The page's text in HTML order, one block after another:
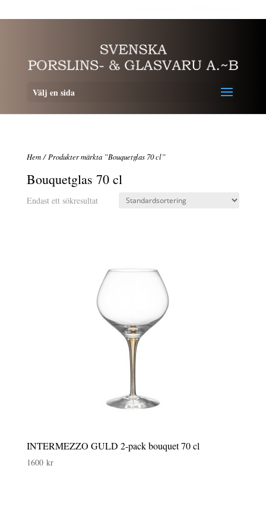
Välj en sida
Hem/ Produkter märkta ”Bouquetglas 70 cl”
Bouquetglas 70 cl
Endast ett sökresultat
INTERMEZZO GULD 2-pack bouquet 70 cl
1600 kr